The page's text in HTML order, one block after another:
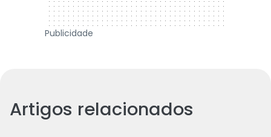
Publicidade
Artigos relacionados